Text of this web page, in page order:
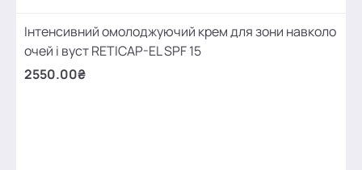
Інтенсивний омолоджуючий крем для зони навколо
очей і вуст RETICAP-EL SPF 15
2550.00₴